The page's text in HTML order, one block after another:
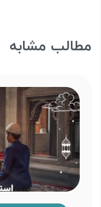
مطالب مشابه